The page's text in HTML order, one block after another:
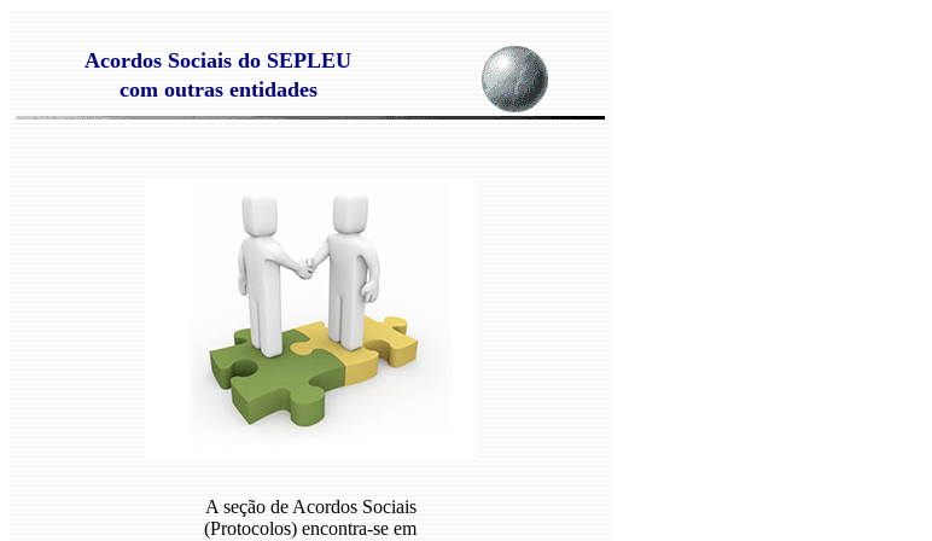
Acordos Sociais do SEPLEU
com outras entidades
A seção de Acordos Sociais
(Protocolos) encontra-se em